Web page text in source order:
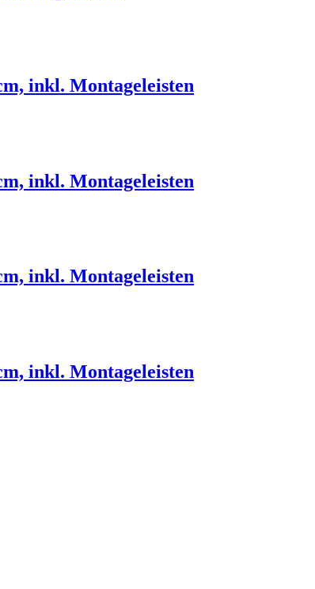
inkl. Montageleisten
inkl. Montageleisten
inkl. Montageleisten
inkl. Montageleisten